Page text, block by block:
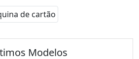
Modelos